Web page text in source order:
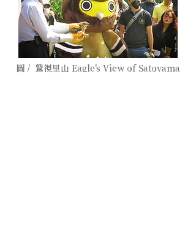
圖 / 鷲視里山 Eagle's View of Satoyama